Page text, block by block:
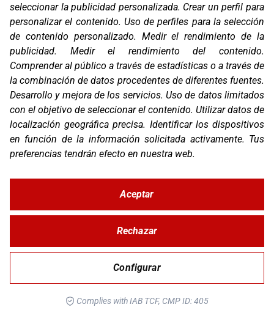
PROT. DEPÓSITO KTM 890 ADV R RALLY 20-21
PROT. FRONTAL KTM 890 ADV R RALLY 20-21
seleccionar la publicidad personalizada. Crear un perfil para
personalizar el contenido. Uso de perfiles para la selección
de contenido personalizado. Medir el rendimiento de la
publicidad. Medir el rendimiento del contenido.
Comprender al público a través de estadísticas o a través de
la combinación de datos procedentes de diferentes fuentes.
Desarrollo y mejora de los servicios.Uso de datos limitados
con el objetivo de seleccionar el contenido. Utilizar datos de
localización geográfica precisa. Identificar los dispositivos
en función de la información solicitada activamente. Tus
preferencias tendrán efecto en nuestra web.
Configurar
Rechazar
Aceptar
Complies with IAB TCF, CMP ID: 405